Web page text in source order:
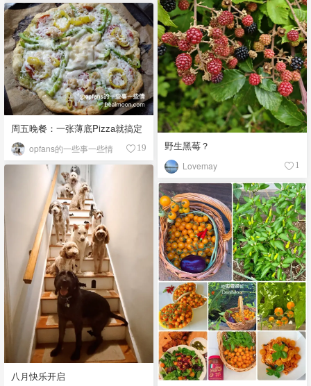
野生黑莓？
Lovemay 1
周五晚餐：一张薄底Pizza就搞定
opfans的一些事一些情 19
八月快乐开启